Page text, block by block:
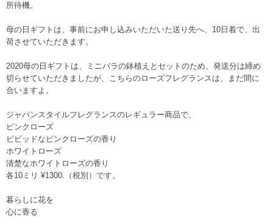
所待機。
母の日ギフトは、事前にお申し込みいただいた送り先へ、10日着で、出
荷させていただきます。
2020母の日ギフトは、ミニバラの鉢植えとセットのため、発送分は締め
切らせていただきましたが、こちらのローズフレグランスは、まだ間に
合いますよ。
ジャパンスタイルフレグランスのレギュラー商品で、
ピンクローズ
ビビッドなピンクローズの香り
ホワイトローズ
清楚なホワイトローズの香り
各10ミリ ¥1300.（税別）です。
暮らしに花を
心に香る